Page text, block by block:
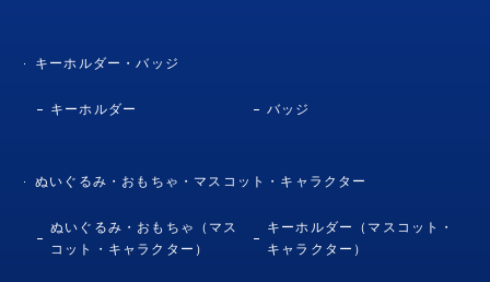
キーホルダー・バッジ
キーホルダー バッジ
ぬいぐるみ・おもちゃ・マスコット・キャラクター
ぬいぐるみ・おもちゃ（マス
コット・キャラクター）
キーホルダー（マスコット・
キャラクター）